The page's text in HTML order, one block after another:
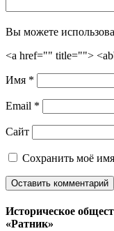
Вы можете
<a href="" title="">
Имя *
Email *
Сайт
Сохранить моё
Историческое
«Ратник»